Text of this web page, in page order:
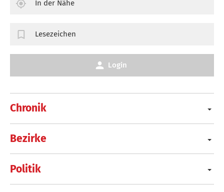
Chronik
Bezirke
Politik
In der Nähe
Lesezeichen
Login